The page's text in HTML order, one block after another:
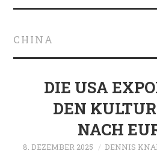
SCIENCE & FICTION
FOTOGRAFIE
REISE
CHINA
DIE USA
DEN
NACH
8. DEZEMBER 2025 DENNIS